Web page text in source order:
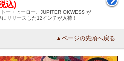
込)
トー・ヒーロー、JUPITER OKWESS が
にリリースした12インチが入荷！
▲ページの先頭へ戻る